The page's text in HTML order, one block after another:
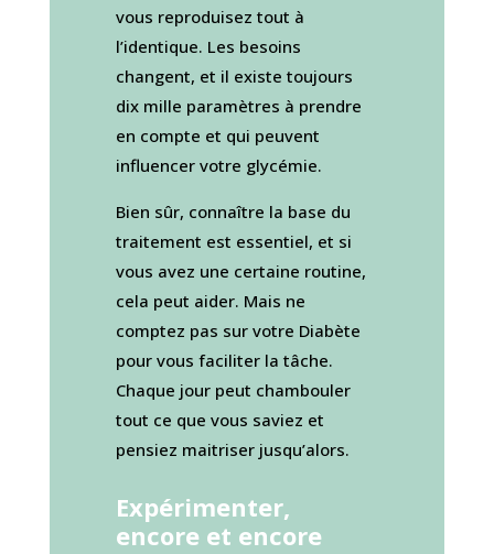
vous reproduisez tout à
l’identique. Les besoins
changent, et il existe toujours
dix mille paramètres à prendre
en compte et qui peuvent
influencer votre glycémie.
Bien sûr, connaître la base du
traitement est essentiel, et si
vous avez une certaine routine,
cela peut aider. Mais ne
comptez pas sur votre Diabète
pour vous faciliter la tâche.
Chaque jour peut chambouler
tout ce que vous saviez et
pensiez maitriser jusqu’alors.
Expérimenter,
encore et encore